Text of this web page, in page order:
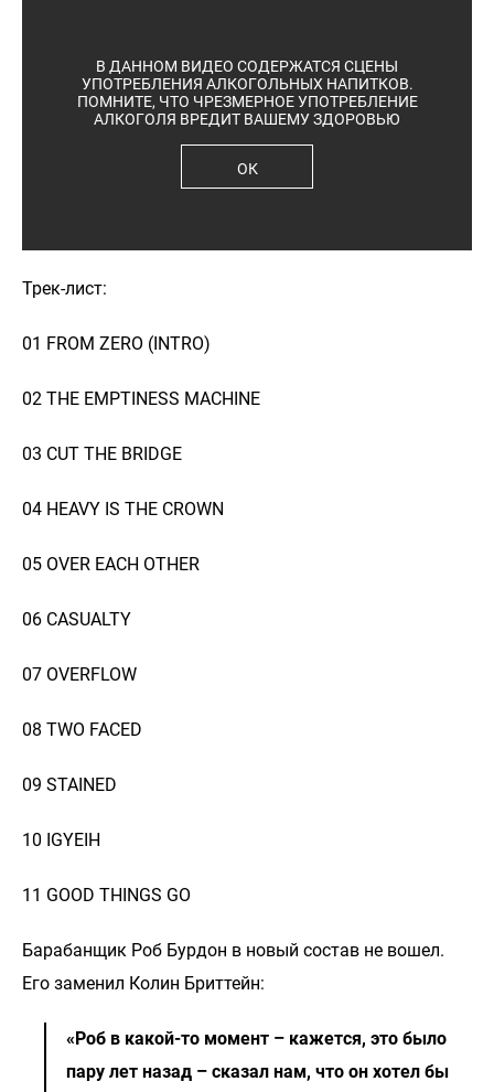
В ДАННОМ ВИДЕО СОДЕРЖАТСЯ СЦЕНЫ
УПОТРЕБЛЕНИЯ АЛКОГОЛЬНЫХ НАПИТКОВ.
ПОМНИТЕ, ЧТО ЧРЕЗМЕРНОЕ УПОТРЕБЛЕНИЕ
АЛКОГОЛЯ ВРЕДИТ ВАШЕМУ ЗДОРОВЬЮ
ОК
Трек-лист:
01 FROM ZERO (INTRO)
02 THE EMPTINESS MACHINE
03 CUT THE BRIDGE
04 HEAVY IS THE CROWN
05 OVER EACH OTHER
06 CASUALTY
07 OVERFLOW
08 TWO FACED
09 STAINED
10 IGYEIH
11 GOOD THINGS GO
Барабанщик Роб Бурдон в новый состав не вошел.
Его заменил Колин Бриттейн:
«Роб в какой-то момент – кажется, это было
пару лет назад – сказал нам, что он хотел бы